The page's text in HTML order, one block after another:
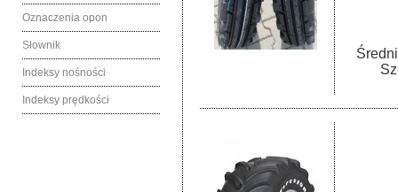
Oznaczenia opon
Słownik
Indeksy nośności
Indeksy prędkości